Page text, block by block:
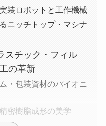
装ロボットと工作機械
ニッチトップ・マシナ
スチック・フィル
の革新
・包装資材のパイオニ
密樹脂成形の美学